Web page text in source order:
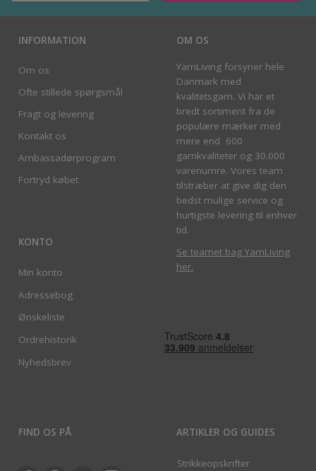
INFORMATION
Om os
Ofte stillede spørgsmål
Fragt og levering
Kontakt os
Ambassadørprogram
Fortryd købet
KONTO
Min konto
Adressebog
Ønskeliste
Ordrehistorik
Nyhedsbrev
OM OS
YarnLiving forsyner hele
Danmark med
kvalitetsgarn. Vi har et
bredt sortiment fra de
populære mærker med
mere end 600
garnkvaliteter og 30.000
varenumre. Vores team
tilstræber at give dig den
bedst mulige service og
hurtigste levering til enhver
tid.
Se teamet bag YarnLiving
her.
FIND OS PÅ ARTIKLER OG GUIDES
Strikkeopskrifter